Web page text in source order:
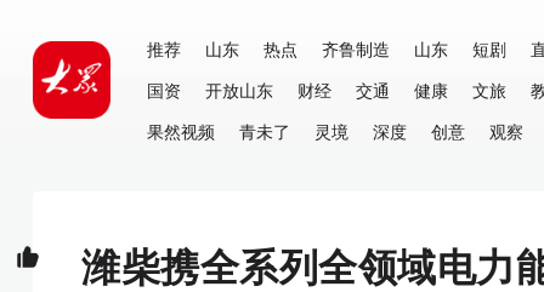
推荐 山东 热点 齐鲁制造 山东 短剧
国资
开放山东 财经 交通 健康 文旅
果然视频
青未了 灵境 深度 创意 观察
潍柴携全系列全领域电力